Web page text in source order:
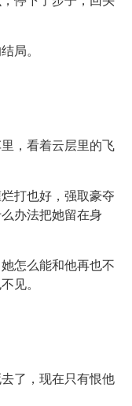
局。
，看着云层里的飞
打也好，强取豪夺
办法把她留在身
怎么能和他再也不
见。
了，现在只有恨他